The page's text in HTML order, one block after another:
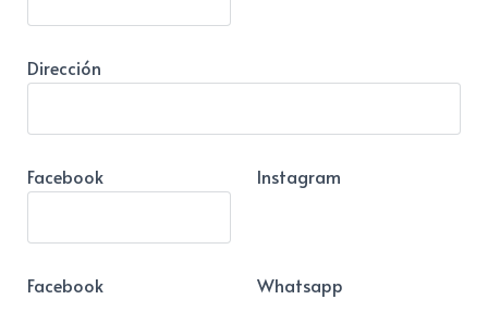
Dirección
Facebook Instagram
Facebook Whatsapp